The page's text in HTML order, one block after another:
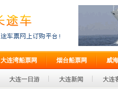
大连湾船票网 烟台船票网 威
大连一日游 大连新闻 大连